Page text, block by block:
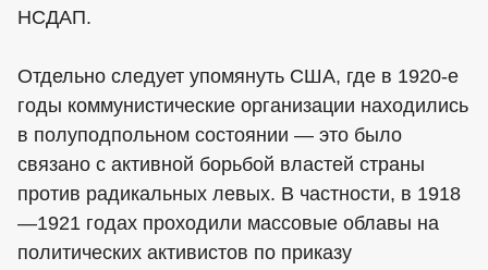
НСДАП.
Отдельно следует упомянуть США, где в 1920-е
годы коммунистические организации находились
в полуподпольном состоянии — это было
связано с активной борьбой властей страны
против радикальных левых. В частности, в 1918
—1921 годах проходили массовые облавы на
политических активистов по приказу